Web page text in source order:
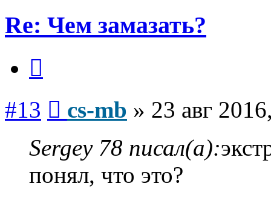
Re: Чем замазать?
#13 cs-mb » 23 авг
Sergey 78 писал(а):
понял, что это?